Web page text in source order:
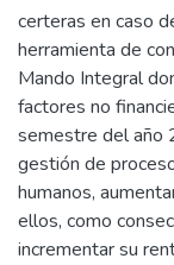
certeras en caso
herramienta de
Mando Integral
factores no
semestre del año
gestión de
humanos,
ellos, como
incrementar su